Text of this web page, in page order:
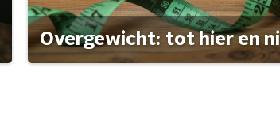
Overgewicht: tot hier en